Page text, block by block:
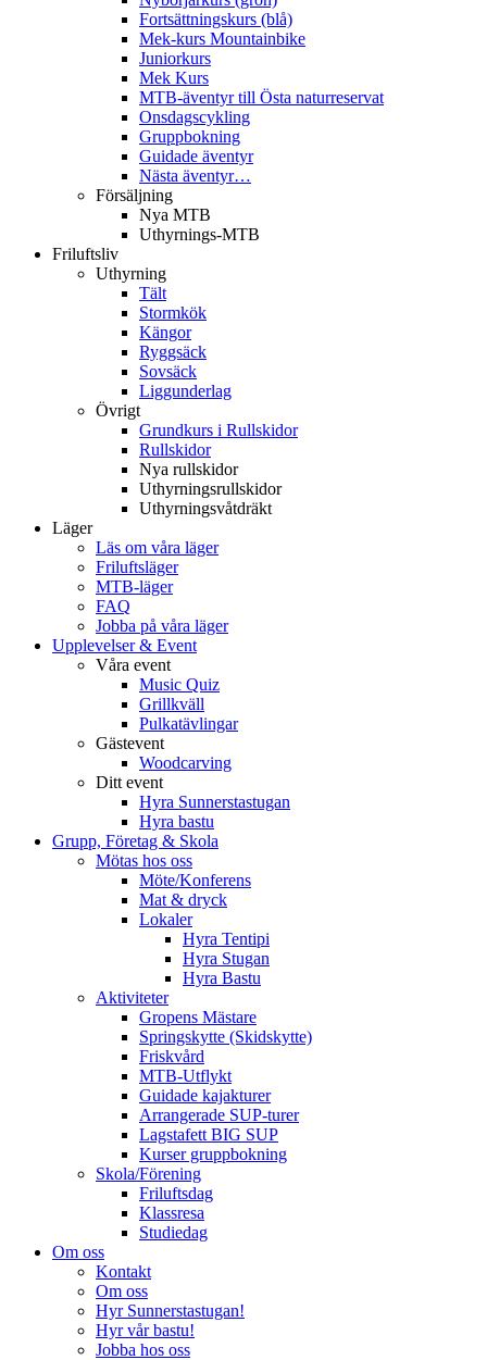
Fortsättningskurs (blå)
Mek-kurs Mountainbike
Juniorkurs
Mek Kurs
MTB-äventyr till Östa naturreservat
Onsdagscykling
Gruppbokning
Guidade äventyr
Nästa äventyr…
Försäljning
Nya MTB
Uthyrnings-MTB
Friluftsliv
Uthyrning
Tält
Stormkök
Kängor
Ryggsäck
Sovsäck
Liggunderlag
Övrigt
Grundkurs i Rullskidor
Rullskidor
Nya rullskidor
Uthyrningsrullskidor
Uthyrningsvåtdräkt
Läger
Läs om våra läger
Friluftsläger
MTB-läger
FAQ
Jobba på våra läger
Upplevelser & Event
Våra event
Music Quiz
Grillkväll
Pulkatävlingar
Gästevent
Woodcarving
Ditt event
Hyra Sunnerstastugan
Hyra bastu
Grupp, Företag & Skola
Mötas hos oss
Möte/Konferens
Mat & dryck
Lokaler
Hyra Tentipi
Hyra Stugan
Hyra Bastu
Aktiviteter
Gropens Mästare
Springskytte (Skidskytte)
Friskvård
MTB-Utflykt
Guidade kajakturer
Arrangerade SUP-turer
Lagstafett BIG SUP
Kurser gruppbokning
Skola/Förening
Friluftsdag
Klassresa
Studiedag
Om oss
Kontakt
Om oss
Hyr Sunnerstastugan!
Hyr vår bastu!
Jobba hos oss